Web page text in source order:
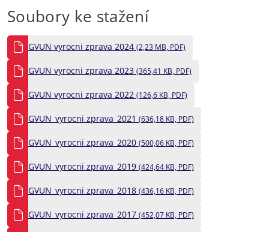
Soubory ke stažení
GVUN vyrocni zprava 2024 (2,23 MB, PDF)
GVUN vyrocni zprava 2023 (365,41 KB, PDF)
GVUN vyrocni zprava 2022 (126,6 KB, PDF)
GVUN_vyrocni zprava_2021 (636,18 KB, PDF)
GVUN_vyrocni zprava_2020 (500,06 KB, PDF)
GVUN_vyrocni zprava_2019 (424,64 KB, PDF)
GVUN_vyrocni zprava_2018 (436,16 KB, PDF)
GVUN_vyrocni zprava_2017 (452,07 KB, PDF)